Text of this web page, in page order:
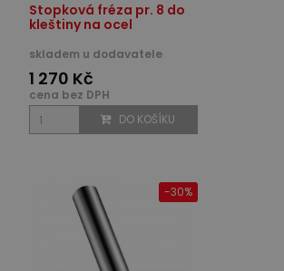
Stopková fréza pr. 8 do
kleštiny na ocel
skladem u dodavatele
1 270 Kč
cena bez DPH
DO KOŠÍKU
-30%